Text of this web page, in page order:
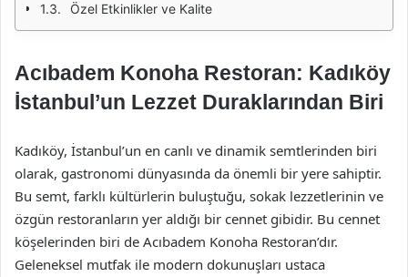
Özel Etkinlikler ve Kalite
Acıbadem Konoha Restoran: Kadıköy
İstanbul’un Lezzet Duraklarından Biri
Kadıköy, İstanbul’un en canlı ve dinamik semtlerinden biri
olarak, gastronomi dünyasında da önemli bir yere sahiptir.
Bu semt, farklı kültürlerin buluştuğu, sokak lezzetlerinin ve
özgün restoranların yer aldığı bir cennet gibidir. Bu cennet
köşelerinden biri de Acıbadem Konoha Restoran’dır.
Geleneksel mutfak ile modern dokunuşları ustaca